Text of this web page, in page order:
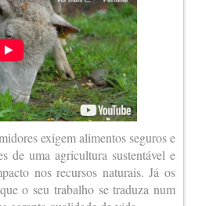
exigem alimentos seguros e
de uma agricultura sustentável e
nos recursos naturais. Já os
o seu trabalho se traduza num